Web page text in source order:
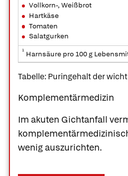
Vollkorn-, Weißbrot
Hartkäse
Tomaten
Salatgurken
1 Harnsäure pro 100 g
Tabelle: Puringehalt der
Komplementärmedizin
Im akuten Gichtanfall
wenig auszurichten.